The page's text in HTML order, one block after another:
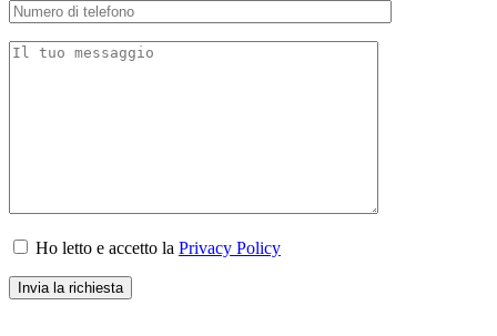
Ho letto e accetto la Privacy Policy